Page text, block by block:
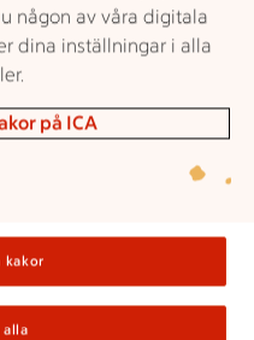
någon av våra digitala
dina inställningar i alla
på ICA
kakor
alla